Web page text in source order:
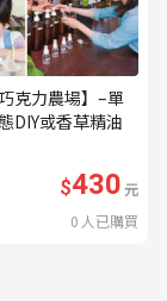
克力農場】–單
DIY或香草精油
$430元
0 人已購買